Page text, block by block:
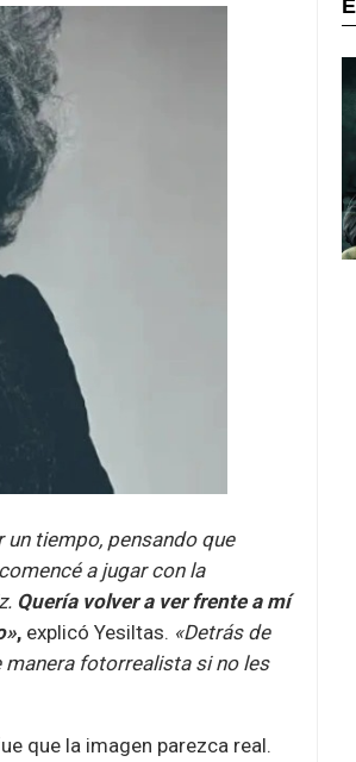
tiempo, pensando que
a jugar con la
Quería volver a ver frente a mí
, explicó Yesiltas. «Detrás de
fotorrealista si no les
que la imagen parezca real.